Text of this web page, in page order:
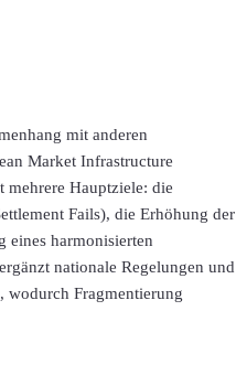
mit anderen
Market Infrastructure
Hauptziele: die
Fails), die Erhöhung der
eines harmonisierten
nationale Regelungen und
wodurch Fragmentierung